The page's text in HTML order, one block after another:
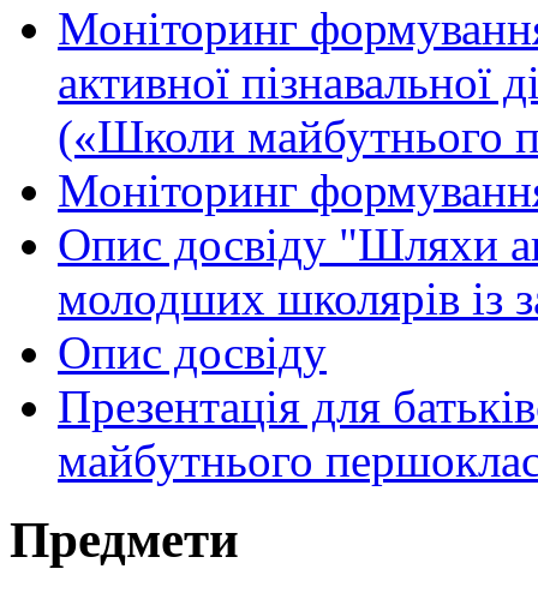
Моніторинг
активної пізнавальної
(«Школи майбутнього
Моніторинг
Опис досвіду "Шляхи
молодших школярів із
Опис досвіду
Презентація для
майбутнього
Предмети